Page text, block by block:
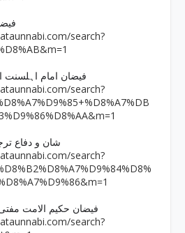
��
search?
�� فیضان امام
search?
�� شان و دفاع
search?
�� فیضان حکیم الامت
search?